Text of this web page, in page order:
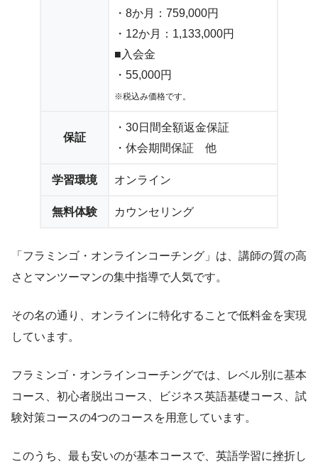
・8か月：759,000円
・12か月：1,133,000円
■入会金
・55,000円
※税込み価格です。
保証
・30日間全額返金保証
・休会期間保証 他
学習環境 オンライン
無料体験 カウンセリング
「フラミンゴ・オンラインコーチング」は、講師の質の高
さとマンツーマンの集中指導で人気です。
その名の通り、オンラインに特化することで低料金を実現
しています。
フラミンゴ・オンラインコーチングでは、レベル別に基本
コース、初心者脱出コース、ビジネス英語基礎コース、試
験対策コースの4つのコースを用意しています。
このうち、最も安いのが基本コースで、英語学習に挫折し